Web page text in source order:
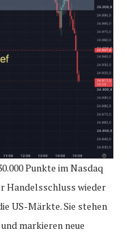
Punkte im Nasdaq
Handelsschluss wieder
US-Märkte. Sie stehen
markieren neue